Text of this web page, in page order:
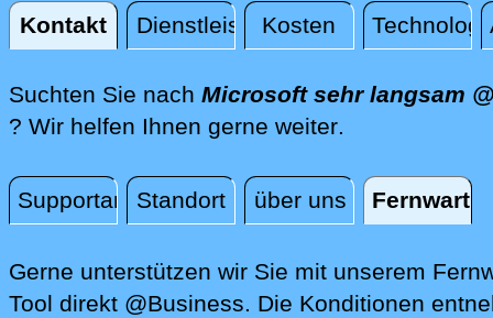
Kontakt Dienstleistungen
Kosten
Kontakt
Suchten Sie nach Microsoft sehr langsam
? Wir helfen Ihnen gerne weiterdirekt vor Ort
.
SupportanfrageStandort über uns
Fernwartung
Gerne unterstützen wir Sie mit unserem
Tool direkt @Business. Die Konditionen